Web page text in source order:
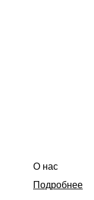
О нас
Подробнее